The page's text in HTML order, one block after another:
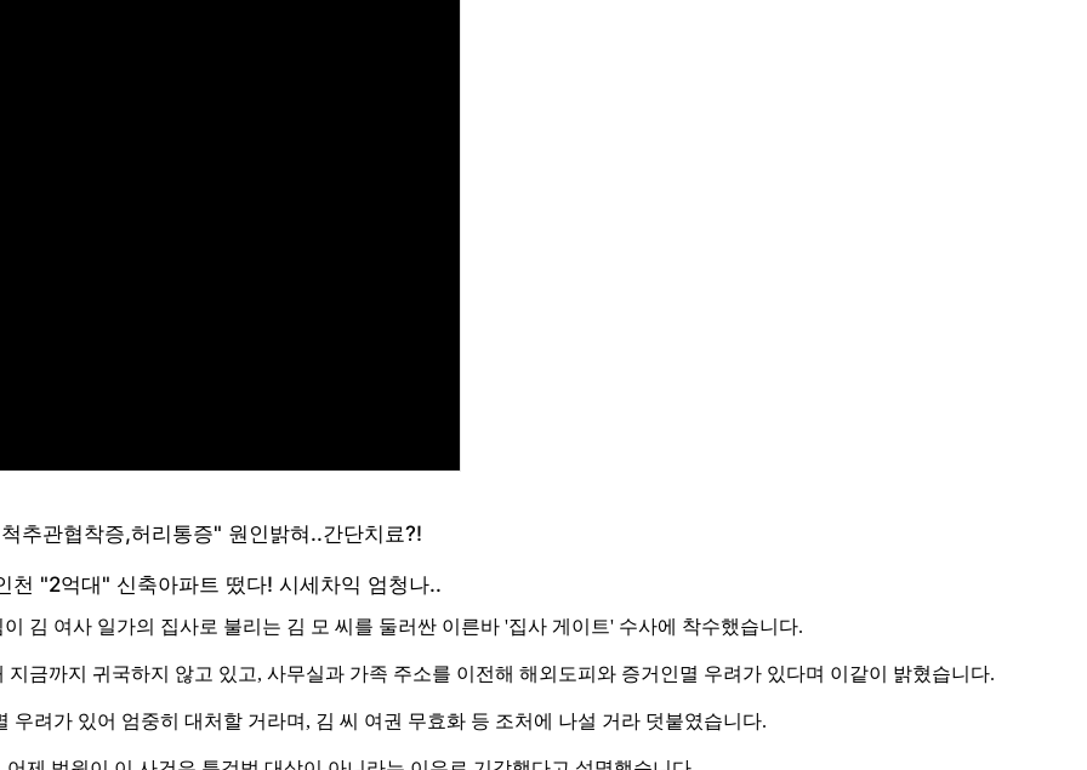
김 여사 일가의 집사로 불리는 김 모 씨를 둘러싼 이른바 '집사 게이트' 수사에 착수했습니다.
금까지 귀국하지 않고 있고, 사무실과 가족 주소를 이전해 해외도피와 증거인멸 우려가 있다며 이같이 밝혔습니다.
려가 있어 엄중히 대처할 거라며, 김 씨 여권 무효화 등 조처에 나설 거라 덧붙였습니다.